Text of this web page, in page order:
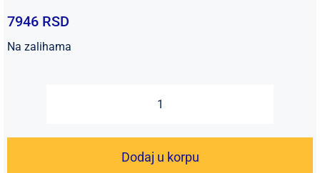
7946 RSD
Na zalihama
HeritageFit
Elegantan
Dodaj u korpu